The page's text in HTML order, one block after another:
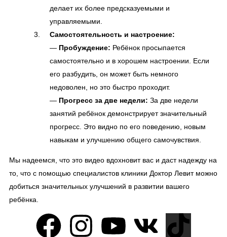
делает их более предсказуемыми и
управляемыми.
Самостоятельность и настроение:
— Пробуждение: Ребёнок просыпается
самостоятельно и в хорошем настроении. Если
его разбудить, он может быть немного
недоволен, но это быстро проходит.
— Прогресс за две недели: За две недели
занятий ребёнок демонстрирует значительный
прогресс. Это видно по его поведению, новым
навыкам и улучшению общего самочувствия.
Мы надеемся, что это видео вдохновит вас и даст надежду на
то, что с помощью специалистов клиники Доктор Левит можно
добиться значительных улучшений в развитии вашего
ребёнка.